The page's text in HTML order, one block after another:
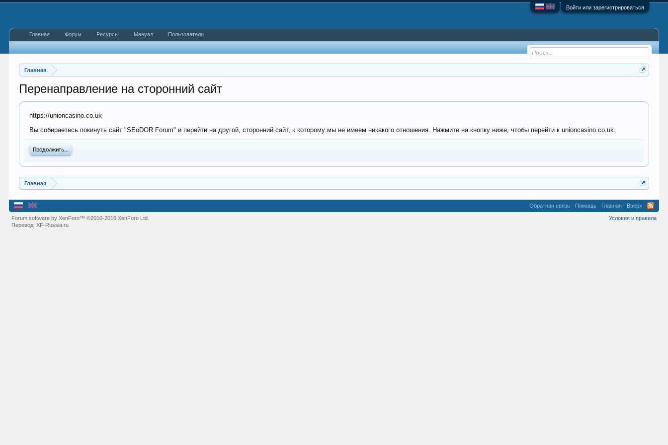
Войти или зарегистрироваться
Главная
Перенаправление на сторонний сайт
https://unioncasino.co.uk
Вы собираетесь покинуть сайт "SEoDOR Forum" и перейти на другой, сторонний сайт, к которому мы не имеем никакого отношения. Нажмите на кнопку ниже, чтобы перейти к unioncasino.co.uk.
Продолжить...
Главная
Главная Форум Ресурсы Мануал Пользователи
Обратная связь Помощь Главная Вверх
Условия и правила
Forum software by XenForo™©2010-2016 XenForo Ltd.
Перевод:XF-Russia.ru